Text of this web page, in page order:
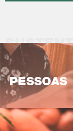
PESSOAS